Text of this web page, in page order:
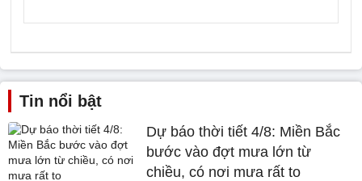
Tin nổi bật
Dự báo thời tiết 4/8: Miền Bắc
bước vào đợt mưa lớn từ
chiều, có nơi mưa rất to